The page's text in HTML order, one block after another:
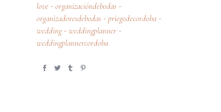
love - organizacióndebodas -
organizadoresdebodas - priegodecordoba -
wedding- weddingplanner -
weddingplannercordoba